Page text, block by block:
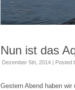
Nun ist das
Dezember 5th, 2014 | Posted
Gestern Abend haben